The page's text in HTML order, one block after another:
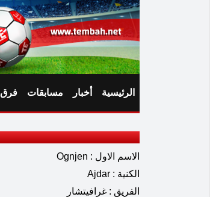
الرئيسية أخبار مسابقات فرق
الاسم الاول : Ognjen
الكنية : Ajdar
الفريق : غرافيتشار